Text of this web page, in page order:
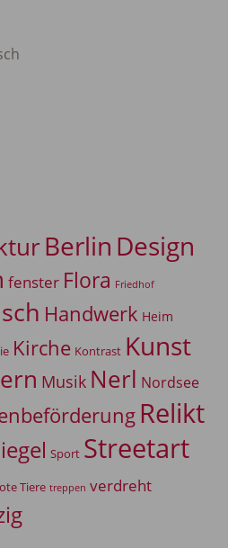
Berlin Design
fenster Flora Friedhof
Handwerk Heim
Kirche Kontrast Kunst
Musik Nerl Nordsee
Relikt
Sport Streetart
Tiere treppen verdreht